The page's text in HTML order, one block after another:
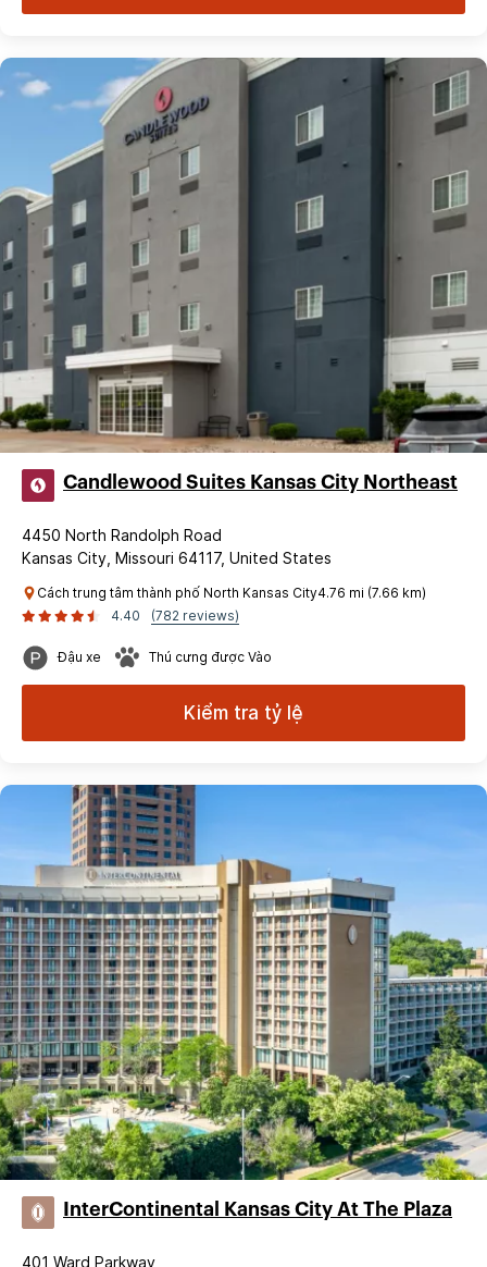
Candlewood Suites Kansas City Northeast
4450 North Randolph Road
Kansas City, Missouri 64117, United States
Cách trung tâm thành phố North Kansas City4.76 mi (7.66 km)
4.40
(782 reviews)
Đậu xe Thú cưng được Vào
Kiểm tra tỷ lệ
InterContinental Kansas City At The Plaza
401 Ward Parkway